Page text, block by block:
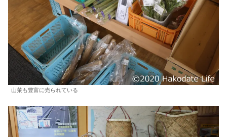
山菜も豊富に売られている